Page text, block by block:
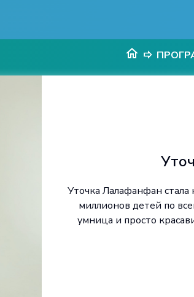
Уточка Лалафанфан стала
миллионов детей по
умница и просто